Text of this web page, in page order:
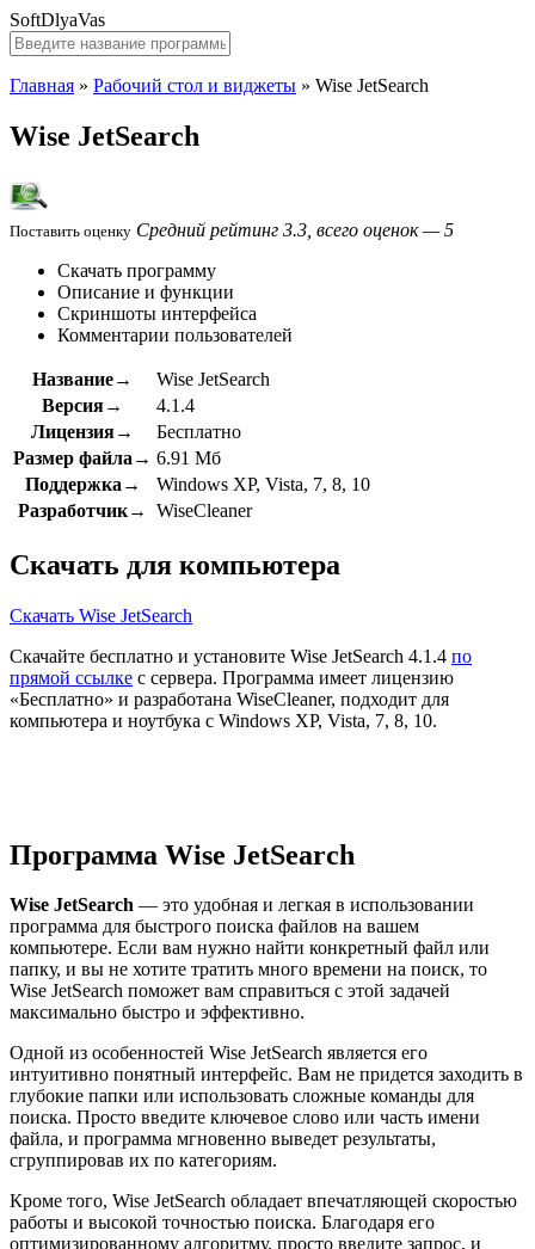
SoftDlyaVas
Главная » Рабочий стол и виджеты » Wise JetSearch
Wise JetSearch
Поставить оценку Средний рейтинг 3.3, всего оценок — 5
Скачать программу
Описание и функции
Скриншоты интерфейса
Комментарии пользователей
Название→
Wise JetSearch
Версия→
4.1.4
Лицензия→
Бесплатно
Размер файла→ 6.91 Мб
Поддержка→
Windows XP, Vista, 7, 8, 10
Разработчик→
WiseCleaner
Скачать для компьютера
Скачать Wise JetSearch
Скачайте бесплатно и установите Wise JetSearch 4.1.4 по
прямой ссылке с сервера. Программа имеет лицензию
«Бесплатно» и разработана WiseCleaner, подходит для
компьютера и ноутбука с Windows XP, Vista, 7, 8, 10.
Программа Wise JetSearch
Wise JetSearch — это удобная и легкая в использовании
программа для быстрого поиска файлов на вашем
компьютере. Если вам нужно найти конкретный файл или
папку, и вы не хотите тратить много времени на поиск, то
Wise JetSearch поможет вам справиться с этой задачей
максимально быстро и эффективно.
Одной из особенностей Wise JetSearch является его
интуитивно понятный интерфейс. Вам не придется заходить в
глубокие папки или использовать сложные команды для
поиска. Просто введите ключевое слово или часть имени
файла, и программа мгновенно выведет результаты,
сгруппировав их по категориям.
Кроме того, Wise JetSearch обладает впечатляющей скоростью
работы и высокой точностью поиска. Благодаря его
оптимизированному алгоритму, просто введите запрос, и